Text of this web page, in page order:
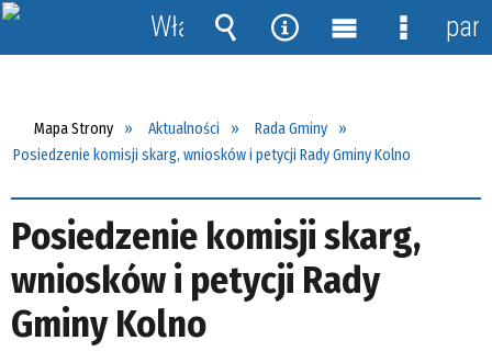
Mapa Strony Aktualności
Rada Gminy
Posiedzenie komisji skarg, wniosków i petycji Rady Gminy Kolno
Posiedzenie komisji skarg,
wniosków i petycji Rady
Gminy Kolno
Włącz
powiadomienia
Wyszukiwarka
Narzędzia
MenuMenu